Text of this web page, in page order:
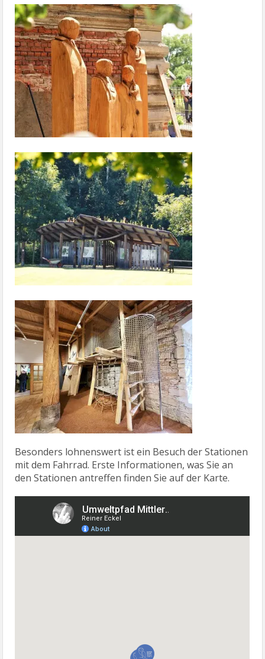
Besonders lohnenswert ist ein Besuch der Stationen
mit dem Fahrrad. Erste Informationen, was Sie an
den Stationen antreffen finden Sie auf der Karte.